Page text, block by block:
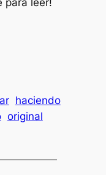
para leer!
haciendo
original